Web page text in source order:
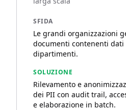
SFIDA
Le grandi organizzazioni
documenti contenenti
dipartimenti.
SOLUZIONE
Rilevamento e
dei PII con audit trail,
e elaborazione in batch.